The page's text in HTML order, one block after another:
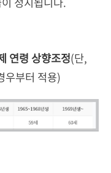
연령 상향조정(단,
우부터 적용)